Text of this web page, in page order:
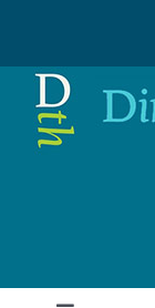
inhoud